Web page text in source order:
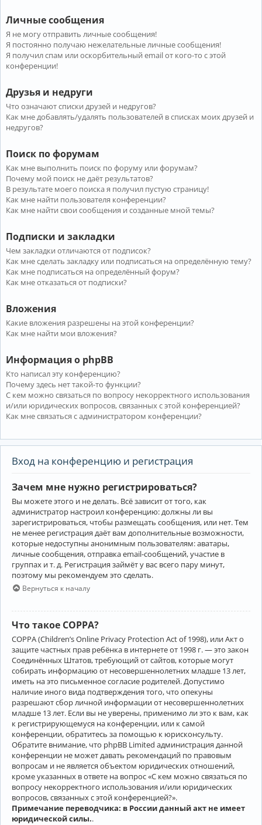
Личные сообщения
Я не могу отправить личные сообщения!
Я постоянно получаю нежелательные личные сообщения!
Я получил спам или оскорбительный email от кого-то с этой
конференции!
Друзья и недруги
Что означают списки друзей и недругов?
Как мне добавлять/удалять пользователей в списках моих друзей и
недругов?
Поиск по форумам
Как мне выполнить поиск по форуму или форумам?
Почему мой поиск не даёт результатов?
В результате моего поиска я получил пустую страницу!
Как мне найти пользователя конференции?
Как мне найти свои сообщения и созданные мной темы?
Подписки и закладки
Чем закладки отличаются от подписок?
Как мне сделать закладку или подписаться на определённую тему?
Как мне подписаться на определённый форум?
Как мне отказаться от подписки?
Вложения
Какие вложения разрешены на этой конференции?
Как мне найти мои вложения?
Информация о phpBB
Кто написал эту конференцию?
Почему здесь нет такой-то функции?
С кем можно связаться по вопросу некорректного использования
и/или юридических вопросов, связанных с этой конференцией?
Как мне связаться с администратором конференции?
Вход на конференцию и регистрация
Зачем мне нужно регистрироваться?
Вы можете этого и не делать. Всё зависит от того, как
администратор настроил конференцию: должны ли вы
зарегистрироваться, чтобы размещать сообщения, или нет. Тем
не менее регистрация даёт вам дополнительные возможности,
которые недоступны анонимным пользователям: аватары,
личные сообщения, отправка email-сообщений, участие в
группах и т. д. Регистрация займёт у вас всего пару минут,
поэтому мы рекомендуем это сделать.
Вернуться к началу
Что такое COPPA?
COPPA (Children’s Online Privacy Protection Act of 1998), или Акт о
защите частных прав ребёнка в интернете от 1998 г. — это закон
Соединённых Штатов, требующий от сайтов, которые могут
собирать информацию от несовершеннолетних младше 13 лет,
иметь на это письменное согласие родителей. Допустимо
наличие иного вида подтверждения того, что опекуны
разрешают сбор личной информации от несовершеннолетних
младше 13 лет. Если вы не уверены, применимо ли это к вам, как
к регистрирующемуся на конференции, или к самой
конференции, обратитесь за помощью к юрисконсульту.
Обратите внимание, что phpBB Limited администрация данной
конференции не может давать рекомендаций по правовым
вопросам и не является объектом юридических отношений,
кроме указанных в ответе на вопрос «С кем можно связаться по
вопросу некорректного использования и/или юридических
вопросов, связанных с этой конференцией?».
Примечание переводчика: в России данный акт не имеет
юридической силы..